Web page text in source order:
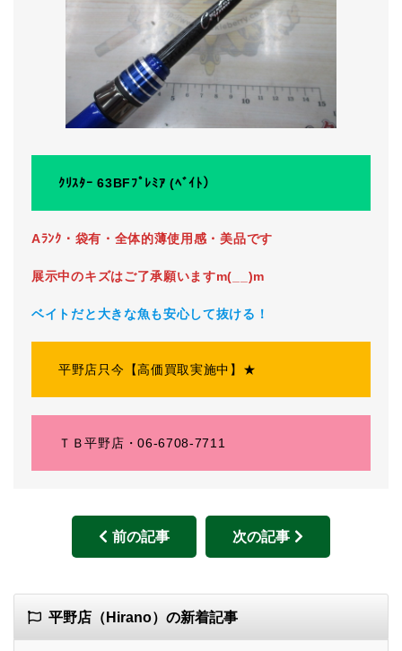
ｸﾘｽﾀｰ 63BFﾌﾟﾚﾐｱ (ﾍﾞｲﾄ）
Aﾗﾝｸ・袋有・全体的薄使用感・美品です
展示中のキズはご了承願いますm(__)m
ベイトだと大きな魚も安心して抜ける！
平野店只今【高価買取実施中】★
ＴＢ平野店・06-6708-7711
前の記事 次の記事
平野店（Hirano）の新着記事